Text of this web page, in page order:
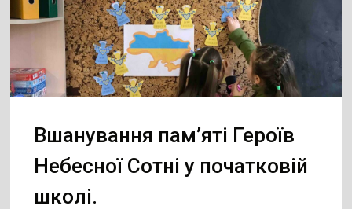
Вшанування пам’яті Героїв
Небесної Сотні у початковій
школі.